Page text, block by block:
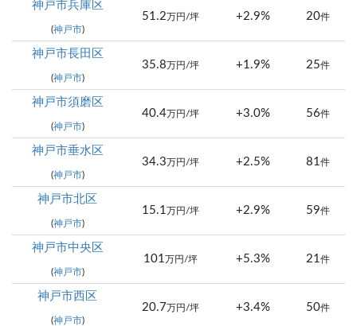
神戸市兵庫区
(神戸市)
51.2万円/坪 +2.9% 20件
神戸市長田区
(神戸市)
35.8万円/坪 +1.9% 25件
神戸市須磨区
(神戸市)
40.4万円/坪 +3.0% 56件
神戸市垂水区
(神戸市)
34.3万円/坪 +2.5% 81 件
神戸市北区
(神戸市)
15.1 万円/坪 +2.9% 59件
神戸市中央区
(神戸市)
101 万円/坪 +5.3% 21 件
神戸市西区
(神戸市)
20.7万円/坪 +3.4% 50件